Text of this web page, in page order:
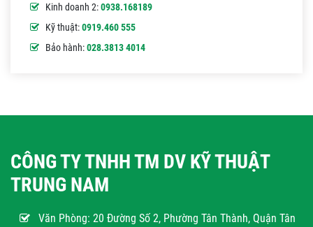
Kinh doanh 2:0938.168189
Kỹ thuật:0919.460 555
Bảo hành:028.3813 4014
CÔNG TY TNHH TM DV KỸ THUẬT
TRUNG NAM
Văn Phòng: 20 Đường Số 2, Phường Tân Thành, Quận Tân